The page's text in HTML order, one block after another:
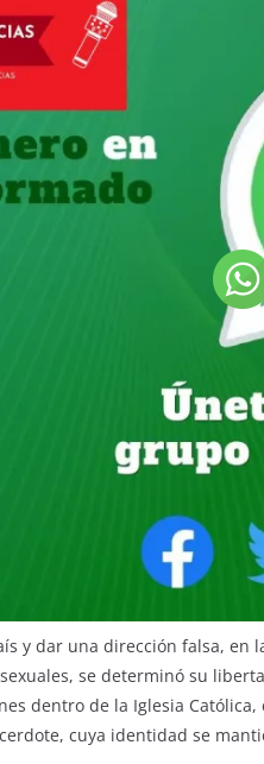
y dar una dirección falsa, en
se determinó su
dentro de la Iglesia
cuya identidad se